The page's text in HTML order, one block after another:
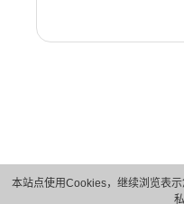
本站点使用Cookies，继续浏览表
版权所有 © 华为技术有限公司